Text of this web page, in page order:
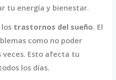
tu energía y bienestar.
trastornos del sueño. El
como no poder
Esto afecta tu
los días.